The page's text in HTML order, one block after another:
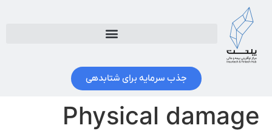
جذب سرمایه برای شتابدهی
Physical damage